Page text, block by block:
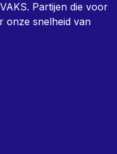
Partijen die voor
onze snelheid van